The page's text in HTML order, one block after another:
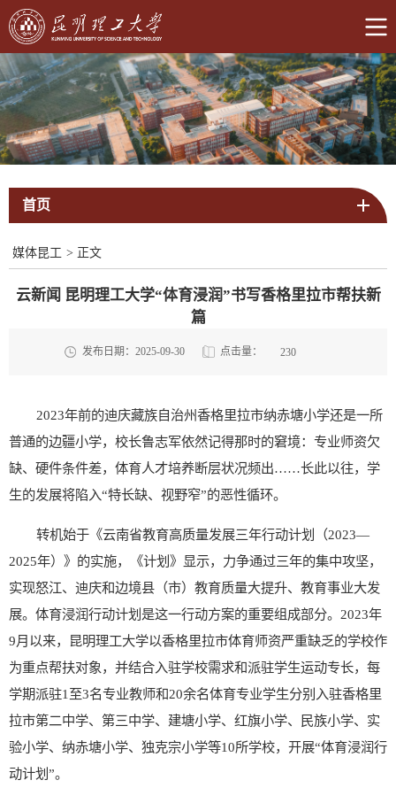
首页
媒体昆工 > 正文
云新闻 昆明理工大学“体育浸润”书写香格里拉市帮扶新
篇
发布日期：2025-09-30 点击量： 230
2023年前的迪庆藏族自治州香格里拉市纳赤塘小学还是一所
普通的边疆小学，校长鲁志军依然记得那时的窘境：专业师资欠
缺、硬件条件差，体育人才培养断层状况频出……长此以往，学
生的发展将陷入“特长缺、视野窄”的恶性循环。
转机始于《云南省教育高质量发展三年行动计划（2023—
2025年）》的实施，《计划》显示，力争通过三年的集中攻坚，
实现怒江、迪庆和边境县（市）教育质量大提升、教育事业大发
展。体育浸润行动计划是这一行动方案的重要组成部分。2023年
9月以来，昆明理工大学以香格里拉市体育师资严重缺乏的学校作
为重点帮扶对象，并结合入驻学校需求和派驻学生运动专长，每
学期派驻1至3名专业教师和20余名体育专业学生分别入驻香格里
拉市第二中学、第三中学、建塘小学、红旗小学、民族小学、实
验小学、纳赤塘小学、独克宗小学等10所学校，开展“体育浸润行
动计划”。